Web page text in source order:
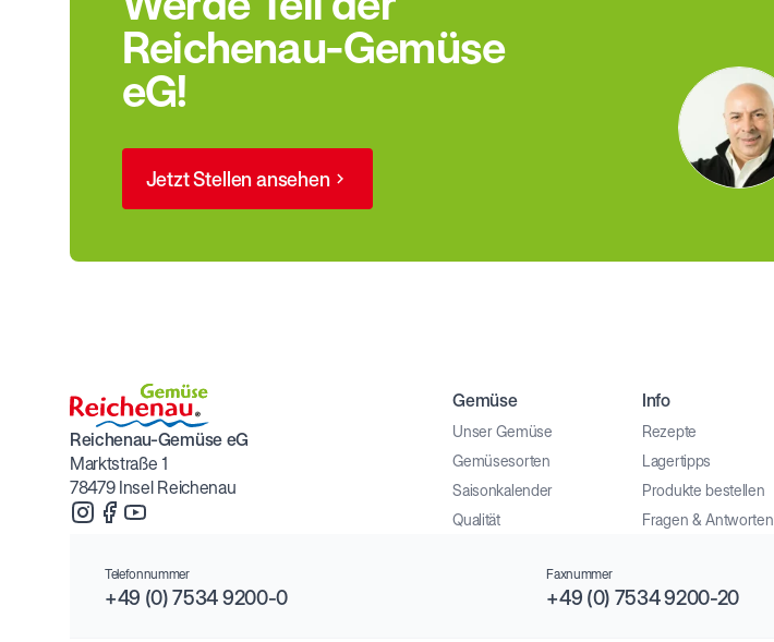
Reichenau-Gemüse
eG!
Jetzt Stellen ansehen
Reichenau-Gemüse eG
Marktstraße 1
78479 Insel Reichenau
Gemüse
Unser Gemüse
Gemüsesorten
Saisonkalender
Qualität
Info
Rezepte
Lagertipps
Produkte bestellen
Fragen & Antworten
Telefonnummer
+49 (0) 7534 9200-0
Faxnummer
+49 (0) 7534 9200-20